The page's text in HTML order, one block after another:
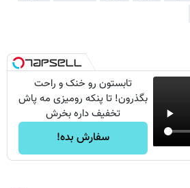
تابستون رو خنک و راحت
بگذرون! تا پنکه رومیزی مه پاش
تخفیف داره بخرش
سفارش بده!